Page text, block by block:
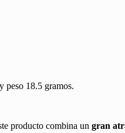
18.5 gramos.
producto combina un gran